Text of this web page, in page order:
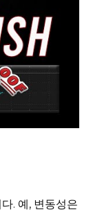
. 예, 변동성은